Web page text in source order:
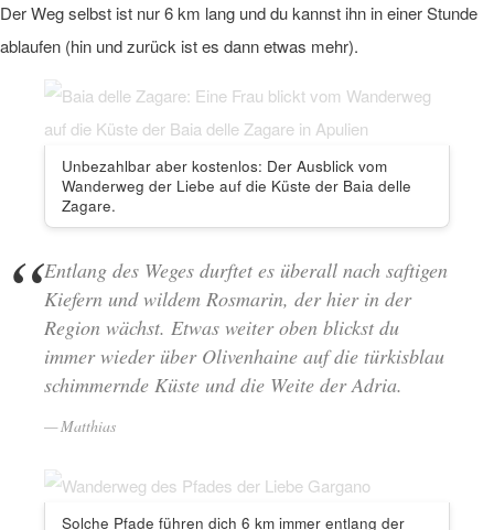
Der Weg selbst ist nur 6 km lang und du kannst ihn in einer Stunde
ablaufen (hin und zurück ist es dann etwas mehr).
Unbezahlbar aber kostenlos: Der Ausblick vom
Wanderweg der Liebe auf die Küste der Baia delle
Zagare.
Entlang des Weges durftet es überall nach saftigen
Kiefern und wildem Rosmarin, der hier in der
Region wächst. Etwas weiter oben blickst du
immer wieder über Olivenhaine auf die türkisblau
schimmernde Küste und die Weite der Adria.
Matthias
Solche Pfade führen dich 6 km immer entlang der